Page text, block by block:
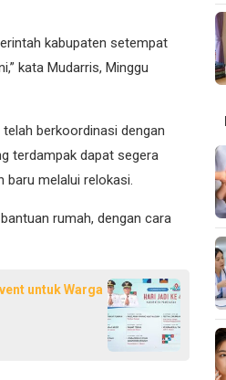
kabupaten setempat
kata Mudarris, Minggu
berkoordinasi dengan
terdampak dapat segera
baru melalui relokasi.
rumah, dengan cara
untuk Warga